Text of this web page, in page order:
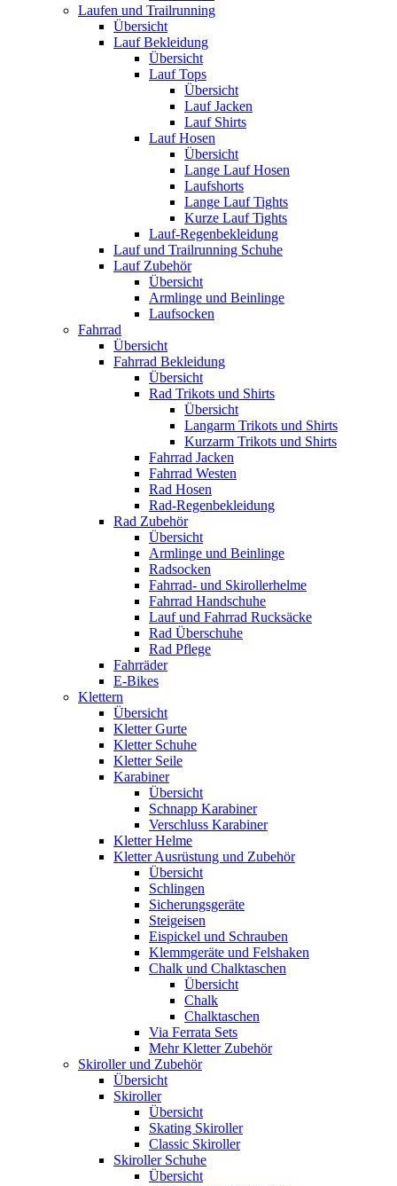
Laufen und Trailrunning
Übersicht
Lauf Bekleidung
Übersicht
Lauf Tops
Übersicht
Lauf Jacken
Lauf Shirts
Lauf Hosen
Übersicht
Lange Lauf Hosen
Laufshorts
Lange Lauf Tights
Kurze Lauf Tights
Lauf-Regenbekleidung
Lauf und Trailrunning Schuhe
Lauf Zubehör
Übersicht
Armlinge und Beinlinge
Laufsocken
Fahrrad
Übersicht
Fahrrad Bekleidung
Übersicht
Rad Trikots und Shirts
Übersicht
Langarm Trikots und Shirts
Kurzarm Trikots und Shirts
Fahrrad Jacken
Fahrrad Westen
Rad Hosen
Rad-Regenbekleidung
Rad Zubehör
Übersicht
Armlinge und Beinlinge
Radsocken
Fahrrad- und Skirollerhelme
Fahrrad Handschuhe
Lauf und Fahrrad Rucksäcke
Rad Überschuhe
Rad Pflege
Fahrräder
E-Bikes
Klettern
Übersicht
Kletter Gurte
Kletter Schuhe
Kletter Seile
Karabiner
Übersicht
Schnapp Karabiner
Verschluss Karabiner
Kletter Helme
Kletter Ausrüstung und Zubehör
Übersicht
Schlingen
Sicherungsgeräte
Steigeisen
Eispickel und Schrauben
Klemmgeräte und Felshaken
Chalk und Chalktaschen
Übersicht
Chalk
Chalktaschen
Via Ferrata Sets
Mehr Kletter Zubehör
Skiroller und Zubehör
Übersicht
Skiroller
Übersicht
Skating Skiroller
Classic Skiroller
Skiroller Schuhe
Übersicht